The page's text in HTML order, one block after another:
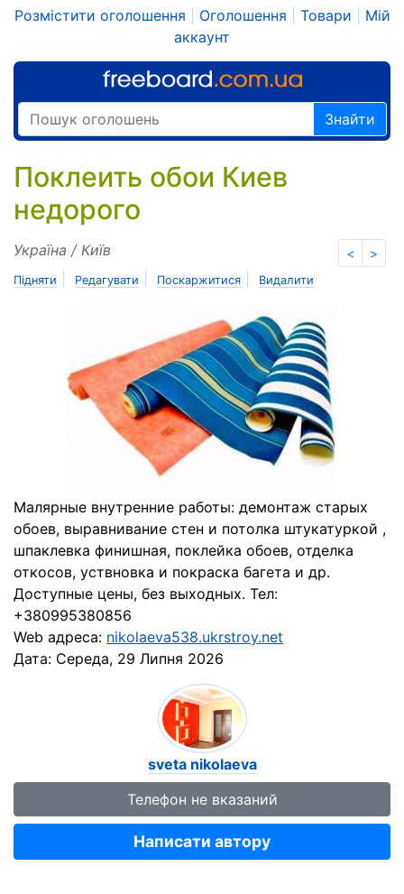
Розмістити оголошення Оголошення Товари
Мій
аккаунт
Знайти
Поклеить обои Киев
недорого
< >
Україна / Київ
Підняти Редагувати Поскаржитися Видалити
Малярные внутренние работы: демонтаж старых
обоев, выравнивание стен и потолка штукатуркой ,
шпаклевка финишная, поклейка обоев, отделка
откосов, уствновка и покраска багета и др.
Доступные цены, без выходных. Тел:
+380995380856
Web адреса: nikolaeva538.ukrstroy.net
Дата: Середа, 29 Липня 2026
sveta nikolaeva
Телефон не вказаний
Написати автору